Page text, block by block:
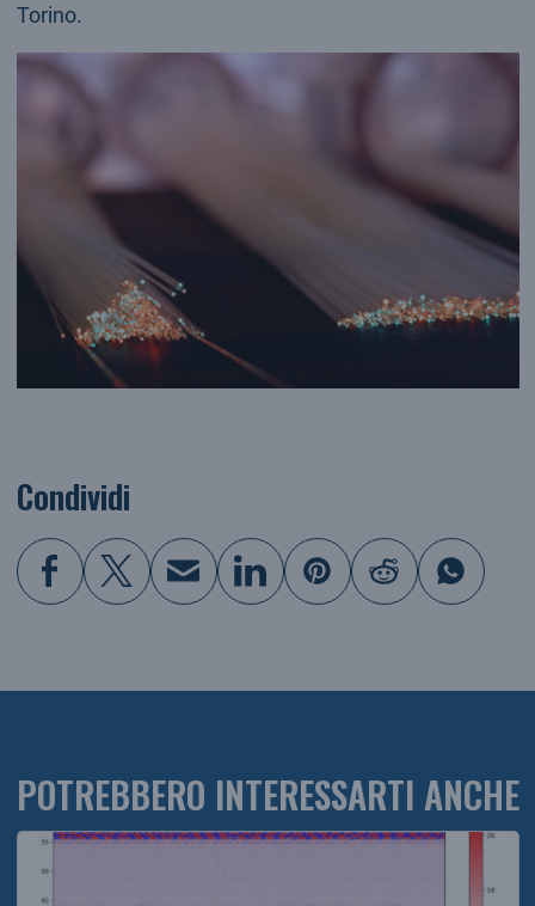
Torino.
Condividi
POTREBBERO INTERESSARTI ANCHE